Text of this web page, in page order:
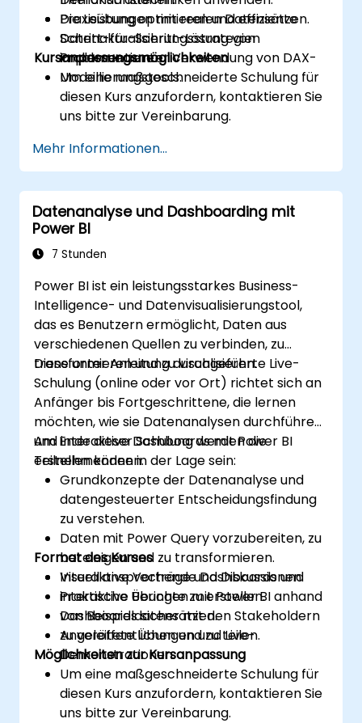
Die Leistung optimieren und effiziente
Datenaktualisierungsstrategien
implementieren.
Praxisübungen mit realen Datensätzen.
Schritt-für-Schritt-Lösung von
Problemen unter Verwendung von DAX-
Modellierungstools.
Kursanpassungsmöglichkeiten
Um eine maßgeschneiderte Schulung für
diesen Kurs anzufordern, kontaktieren Sie
uns bitte zur Vereinbarung.
Mehr Informationen...
Datenanalyse und Dashboarding mit
Power BI
7 Stunden
Power BI ist ein leistungsstarkes Business-
Intelligence- und Datenvisualisierungstool,
das es Benutzern ermöglicht, Daten aus
verschiedenen Quellen zu verbinden, zu
transformieren und zu visualisieren.
Diese unter Anleitung durchgeführte Live-
Schulung (online oder vor Ort) richtet sich an
Anfänger bis Fortgeschrittene, die lernen
möchten, wie sie Datenanalysen durchführen
und interaktive Dashboards mit Power BI
erstellen können.
Am Ende dieser Schulung werden die
Teilnehmenden in der Lage sein:
Grundkonzepte der Datenanalyse und
datengesteuerter Entscheidungsfindung
zu verstehen.
Daten mit Power Query vorzubereiten, zu
bereinigen und zu transformieren.
Visuell ansprechende Dashboards und
interaktive Berichte zu erstellen.
Dashboards sicher mit den Stakeholdern
zu veröffentlichen und zu teilen.
Format des Kurses
Interaktive Vorträge und Diskussionen.
Praktische Übungen mit Power BI anhand
von Beispieldatensätzen.
Angeleitete Übungen und Live-
Demonstrationen.
Möglichkeiten zur Kursanpassung
Um eine maßgeschneiderte Schulung für
diesen Kurs anzufordern, kontaktieren Sie
uns bitte zur Vereinbarung.